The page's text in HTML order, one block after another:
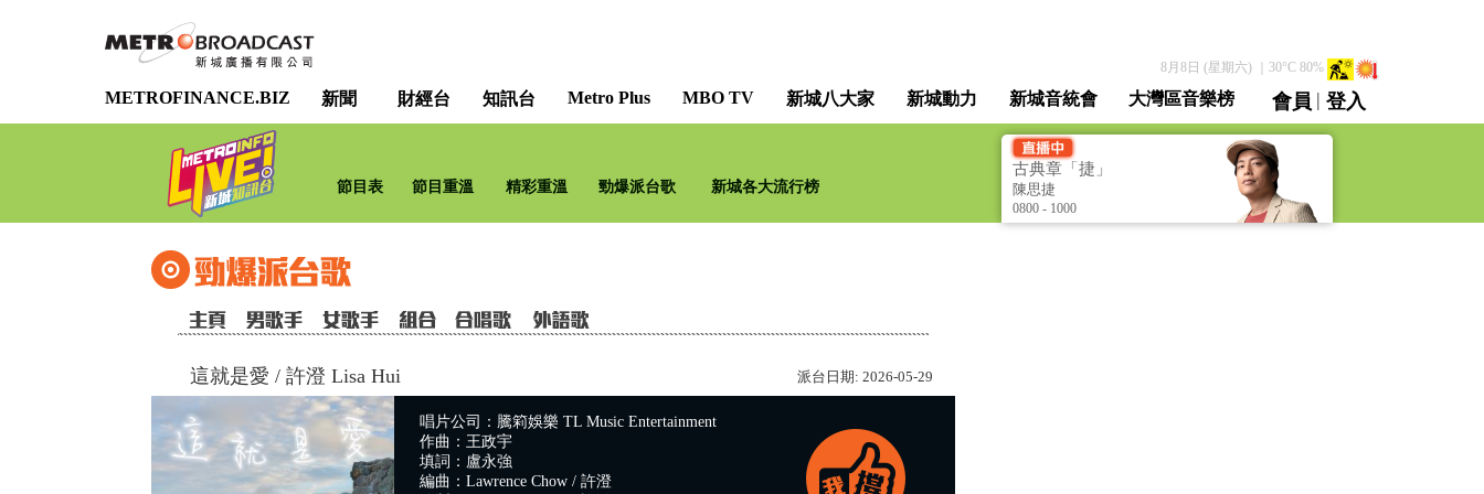
8月8日 (星期六)｜ 30°C 80%
METROFINANCE.BIZ 新聞 財經台 知訊台 Metro Plus MBO TV 新城八大家 新城動力 新城音統會 大灣區音樂榜 會員 | 登入
直播 / 重溫
節目表 節目重溫 精彩重溫 勁爆派台歌 新城各大流行榜
古典章「捷」
[Classical Tunes]
陳思捷
0800 - 1000
這就是愛 / 許澄 Lisa Hui 派台日期: 2026-05-29
唱片公司：騰筣娛樂 TL Music Entertainment
作曲：王政宇
填詞：盧永強
編曲：Lawrence Chow / 許澄